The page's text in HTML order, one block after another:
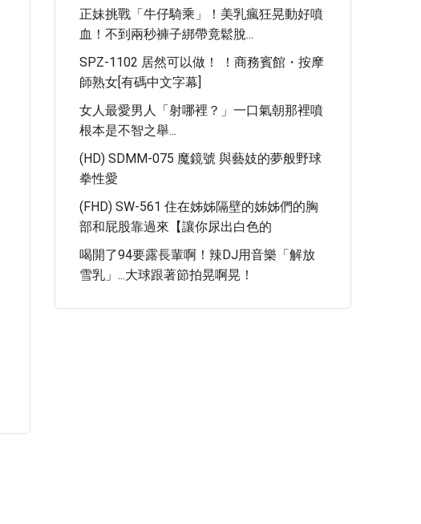
正妹挑戰「牛仔騎乘」！美乳瘋狂晃動好噴
血！不到兩秒褲子綁帶竟鬆脫...
SPZ-1102 居然可以做！ ！商務賓館・按摩
師熟女[有碼中文字幕]
女人最愛男人「射哪裡？」一口氣朝那裡噴
根本是不智之舉...
(HD) SDMM-075 魔鏡號 與藝妓的夢般野球
拳性愛
(FHD) SW-561 住在姊姊隔壁的姊姊們的胸
部和屁股靠過來【讓你尿出白色的
喝開了94要露長輩啊！辣DJ用音樂「解放
雪乳」...大球跟著節拍晃啊晃！